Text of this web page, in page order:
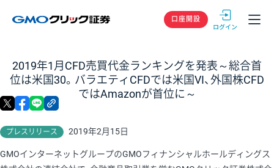
GMOクリック
口座開設
2019年1月CFD売買代金ランキングを発表～総合首
位は米国30。バラエティCFDでは米国VI、外国株CFD
ではAmazonが首位に～
プレスリリース 2019年2月15日
X facebook
GMOインターネットグループのGMOフィナンシャルホールディングス